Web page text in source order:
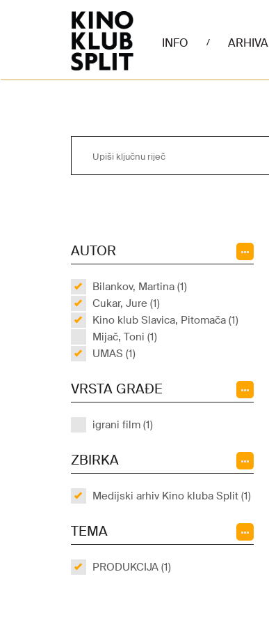
INFO / ARHIVA
AUTOR
Bilankov, Martina (1)
Cukar, Jure (1)
Kino klub Slavica, Pitomača (1)
Mijač, Toni (1)
UMAS (1)
VRSTA GRAĐE
igrani film (1)
ZBIRKA
Medijski arhiv Kino kluba Split (1)
TEMA
PRODUKCIJA (1)